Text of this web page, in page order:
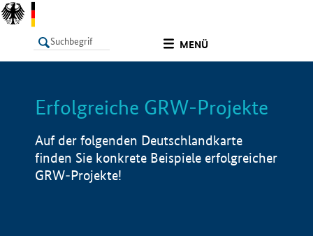
MENÜ
LISTE Info
Erfolgreiche GRW-Projekte
Auf der folgenden Deutschlandkarte
finden Sie konkrete Beispiele erfolgreicher
GRW-Projekte!